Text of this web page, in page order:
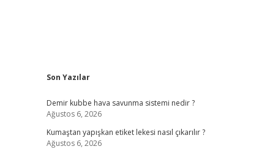
Sidebar
Son Yazılar
Demir kubbe hava savunma sistemi nedir ?
Ağustos 6, 2026
Kumaştan yapışkan etiket lekesi nasıl çıkarılır ?
Ağustos 6, 2026